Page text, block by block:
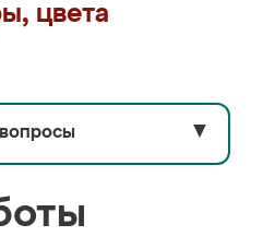
цвета
▼